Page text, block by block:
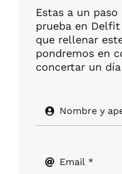
Estas a un
prueba en
que rellenar
pondremos en
concertar un